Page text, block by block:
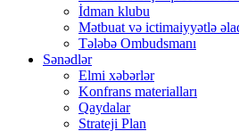
İdman klubu
Mətbuat və ictimaiyyətlə
Tələbə Ombudsmanı
Sənədlər
Elmi xəbərlər
Konfrans materialları
Qaydalar
Strateji Plan